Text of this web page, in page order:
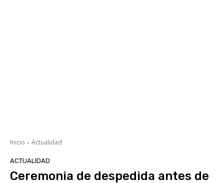
Inicio Actualidad
ACTUALIDAD
Ceremonia de despedida antes de